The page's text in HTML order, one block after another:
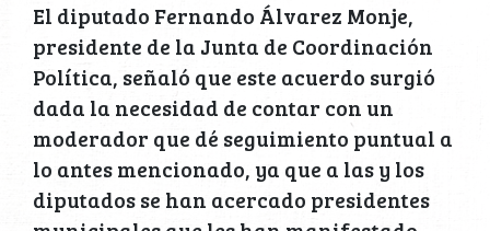
El diputado Fernando Álvarez Monje,
presidente de la Junta de Coordinación
Política, señaló que este acuerdo surgió
dada la necesidad de contar con un
moderador que dé seguimiento puntual a
lo antes mencionado, ya que a las y los
diputados se han acercado presidentes